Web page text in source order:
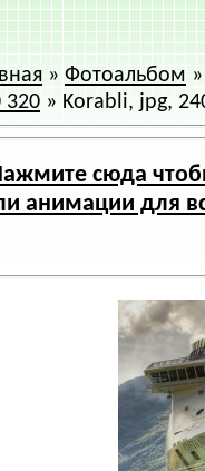
» Фотоальбом
320 » Korabli, jpg,
сюда
анимации для